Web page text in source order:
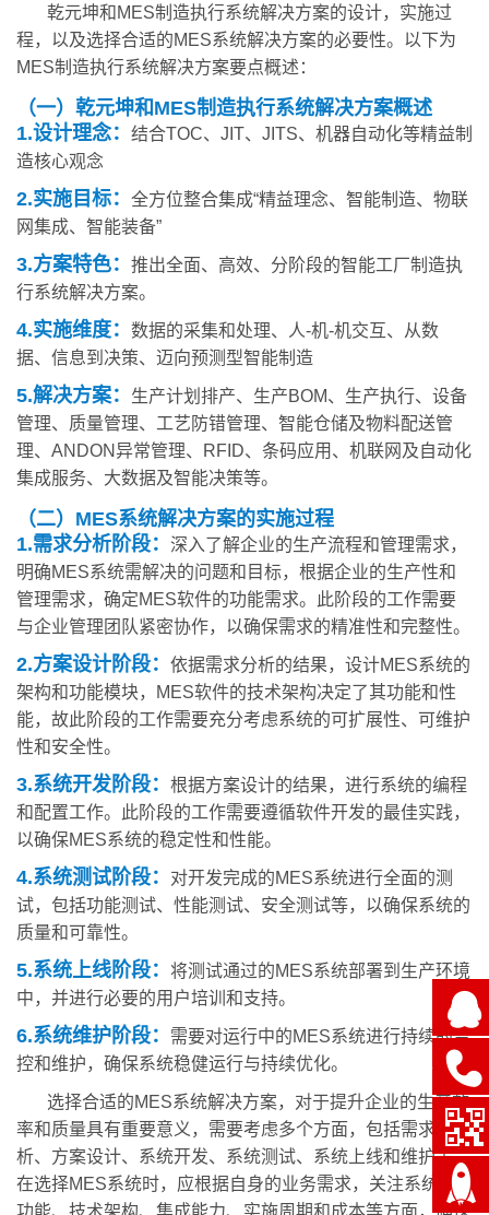
乾元坤和MES制造执行系统解决方案的设计，实施过
程，以及选择合适的MES系统解决方案的必要性。以下为
MES制造执行系统解决方案要点概述：
（一）乾元坤和MES制造执行系统解决方案概述
1.设计理念： 结合TOC、JIT、JITS、机器自动化等精益制
造核心观念
2.实施目标： 全方位整合集成“精益理念、智能制造、物联
网集成、智能装备”
3.方案特色： 推出全面、高效、分阶段的智能工厂制造执
行系统解决方案。
4.实施维度： 数据的采集和处理、人-机-机交互、从数
据、信息到决策、迈向预测型智能制造
5.解决方案：
生产计划排产、生产BOM、生产执行、设备
管理、质量管理、工艺防错管理、智能仓储及物料配送管
理、ANDON异常管理、RFID、条码应用、机联网及自动化
集成服务、大数据及智能决策等。
（二）MES系统解决方案的实施过程
1.需求分析阶段： 深入了解企业的生产流程和管理需求，
明确MES系统需解决的问题和目标，根据企业的生产性和
管理需求，确定MES软件的功能需求。此阶段的工作需要
与企业管理团队紧密协作，以确保需求的精准性和完整性。
2.方案设计阶段： 依据需求分析的结果，设计MES系统的
架构和功能模块，MES软件的技术架构决定了其功能和性
能，故此阶段的工作需要充分考虑系统的可扩展性、可维护
性和安全性。
3.系统开发阶段： 根据方案设计的结果，进行系统的编程
和配置工作。此阶段的工作需要遵循软件开发的最佳实践，
以确保MES系统的稳定性和性能。
4.系统测试阶段：
对开发完成的MES系统进行全面的测
试，包括功能测试、性能测试、安全测试等，以确保系统的
质量和可靠性。
5.系统上线阶段： 将测试通过的MES系统部署到生产环境
中，并进行必要的用户培训和支持。
6.系统维护阶段：
需要对运行中的MES系统进行持续的监
控和维护，确保系统稳健运行与持续优化。
选择合适的MES系统解决方案，对于提升企业的生产效
率和质量具有重要意义，需要考虑多个方面，包括需求分
析、方案设计、系统开发、系统测试、系统上线和维护等。
在选择MES系统时，应根据自身的业务需求，关注系统的